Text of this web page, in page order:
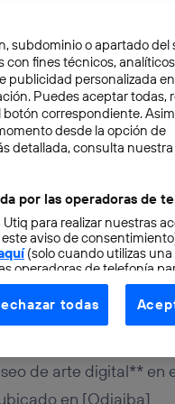
digital
de arte digital** en
en [Odiaiba]
subdominio o apartado del
con fines técnicos,
publicidad personalizada
Puedes aceptar todas,
correspondiente.
desde la opción de
detallada, consulta nuestra
por las operadoras de
para realizar nuestras
aviso de
(solo cuando utilizas una
operadoras de telefonía
como prioridad
de cliente de
de teléfono móvil).
todas